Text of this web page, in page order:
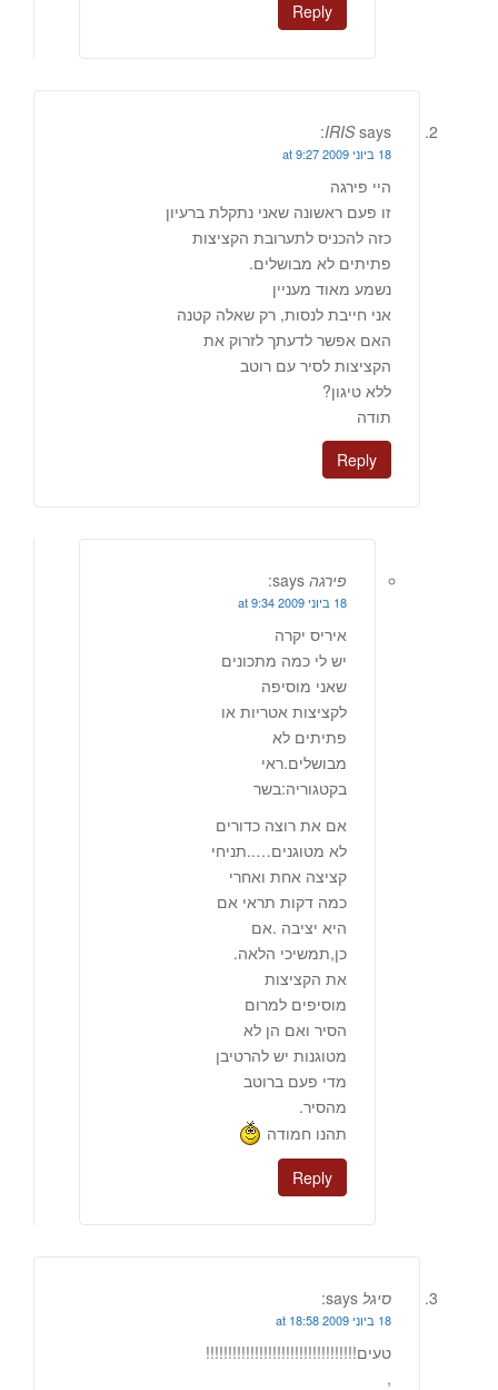
Reply
IRIS says:
18 ביוני 2009 at 9:27
היי פירגה
זו פעם ראשונה שאני נתקלת ברעיון
כזה להכניס לתערובת הקציצות
פתיתים לא מבושלים.
נשמע מאוד מעניין
אני חייבת לנסות, רק שאלה קטנה
האם אפשר לדעתך לזרוק את
הקציצות לסיר עם רוטב
ללא טיגון?
תודה
Reply
פירגה says:
18 ביוני 2009 at 9:34
איריס יקרה
יש לי כמה מתכונים
שאני מוסיפה
לקציצות אטריות או
פתיתים לא
מבושלים.ראי
בקטגוריה:בשר
אם את רוצה כדורים
לא מטוגנים…..תניחי
קציצה אחת ואחרי
כמה דקות תראי אם
היא יציבה .אם
כן,תמשיכי הלאה.
את הקציצות
מוסיפים למרום
הסיר ואם הן לא
מטוגנות יש להרטיבן
מדי פעם ברוטב
מהסיר.
תהנו חמודה
Reply
סיגל says:
18 ביוני 2009 at 18:58
טעים!!!!!!!!!!!!!!!!!!!!!!!!!!!!!!!!!!
,